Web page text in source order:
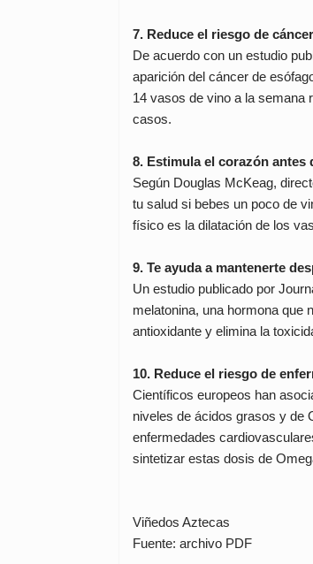
7. Reduce el riesgo de
De acuerdo con un estudio
aparición del cáncer de
14 vasos de vino a la semana
casos.
8. Estimula el corazón antes
Según Douglas McKeag,
tu salud si bebes un poco de
físico es la dilatación de los
9. Te ayuda a mantenerte
Un estudio publicado por
melatonina, una hormona que
antioxidante y elimina la
10. Reduce el riesgo de
Científicos europeos han
niveles de ácidos grasos y de
enfermedades
sintetizar estas dosis de
Viñedos Aztecas
Fuente: archivo PDF